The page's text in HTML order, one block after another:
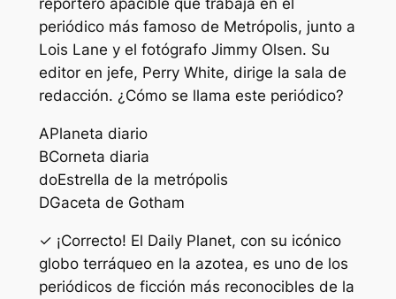
reportero apacible que trabaja en el
periódico más famoso de Metrópolis, junto a
Lois Lane y el fotógrafo Jimmy Olsen. Su
editor en jefe, Perry White, dirige la sala de
redacción. ¿Cómo se llama este periódico?
APlaneta diario
BCorneta diaria
doEstrella de la metrópolis
DGaceta de Gotham
✓ ¡Correcto! El Daily Planet, con su icónico
globo terráqueo en la azotea, es uno de los
periódicos de ficción más reconocibles de la